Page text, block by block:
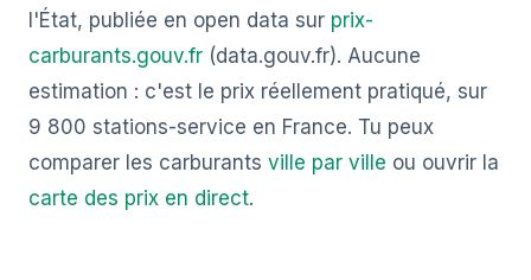
l'État, publiée en open data sur prix-
carburants.gouv.fr (data.gouv.fr). Aucune
estimation : c'est le prix réellement pratiqué, sur
9 800 stations-service en France. Tu peux
comparer les carburants ville par ville ou ouvrir la
carte des prix en direct.